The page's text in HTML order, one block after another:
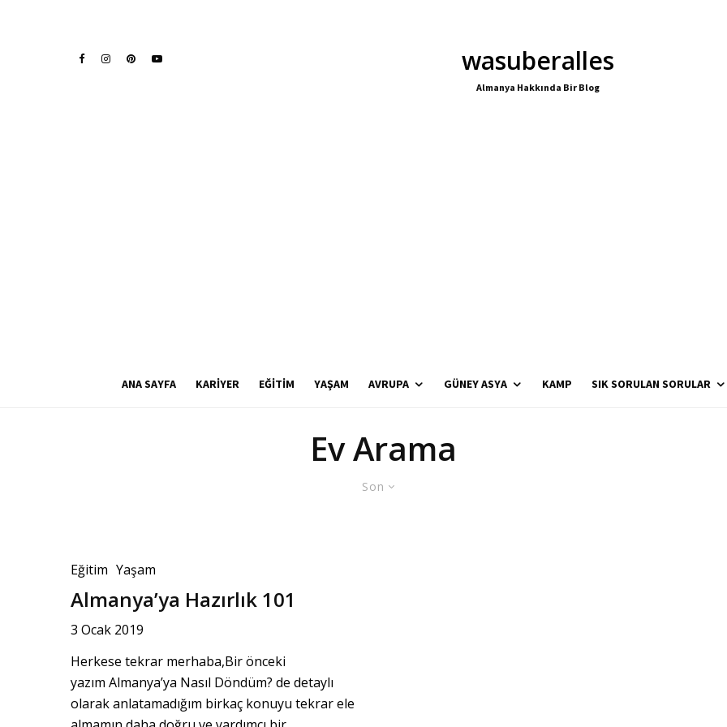
wasuberalles
Almanya Hakkında Bir Blog
ANA SAYFA KARIYER EĞITIM YAŞAM AVRUPA GÜNEY ASYA KAMP SIK SORULAN SORULAR
Ev Arama
Son
Eğitim Yaşam
Almanya’ya Hazırlık 101
3 Ocak 2019
Herkese tekrar merhaba,Bir önceki
yazım Almanya’ya Nasıl Döndüm? de detaylı
olarak anlatamadığım birkaç konuyu tekrar ele